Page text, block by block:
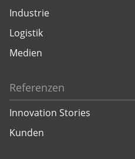
Industrie
Logistik
Medien
Referenzen
Innovation Stories
Kunden